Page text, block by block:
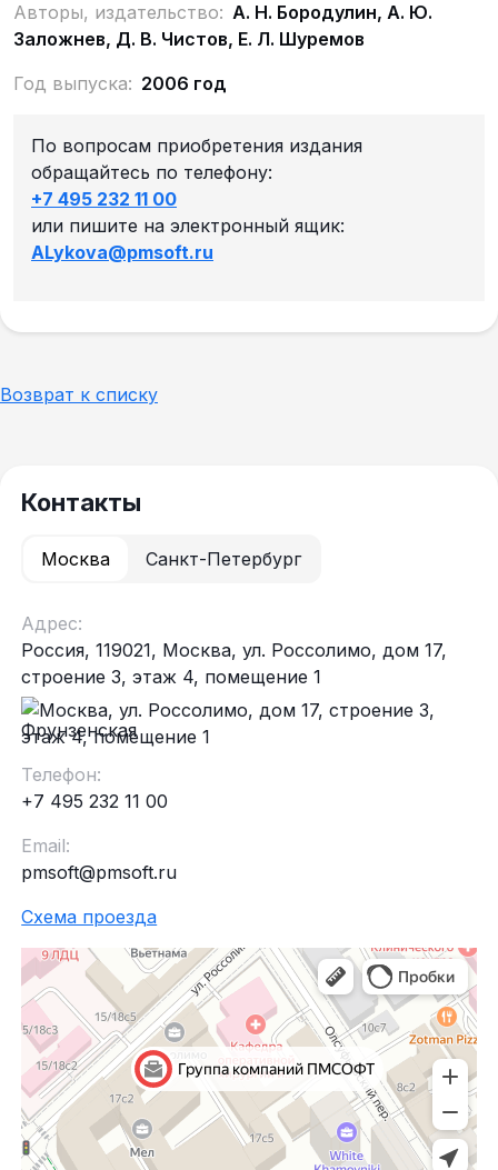
Авторы, издательство: А. Н. Бородулин, А. Ю.
Заложнев, Д. В. Чистов, Е. Л. Шуремов
Год выпуска: 2006 год
По вопросам приобретения издания
обращайтесь по телефону:
+7 495 232 11 00
или пишите на электронный ящик:
ALykova@pmsoft.ru
Возврат к списку
Контакты
Москва Санкт-Петербург
Адрес:
Россия, 119021, Москва, ул. Россолимо, дом 17,
строение 3, этаж 4, помещение 1
Фрунзенская
Телефон:
+7 495 232 11 00
Email:
pmsoft@pmsoft.ru
Схема проезда